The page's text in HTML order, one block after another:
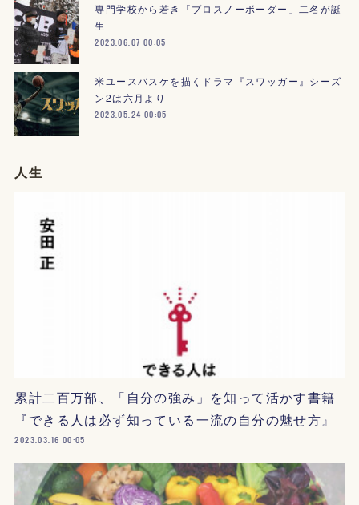
専門学校から若き「プロスノーボーダー」二名が誕
生
2023.06.07 00:05
米ユースバスケを描くドラマ『スワッガー』シーズ
ン2は六月より
2023.05.24 00:05
人生
累計二百万部、「自分の強み」を知って活かす書籍
『できる人は必ず知っている一流の自分の魅せ方』
2023.03.16 00:05